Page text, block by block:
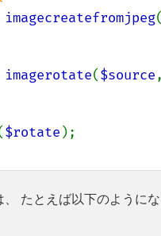
imagecreatefromjpeg(
imagerotate($source
$rotate
たとえば以下のようにな